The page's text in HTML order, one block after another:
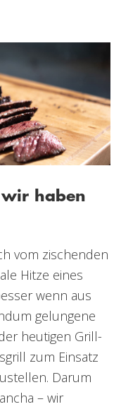
haben
vom zischenden
Hitze eines
wenn aus
gelungene
heutigen Grill-
zum Einsatz
Darum
– wir